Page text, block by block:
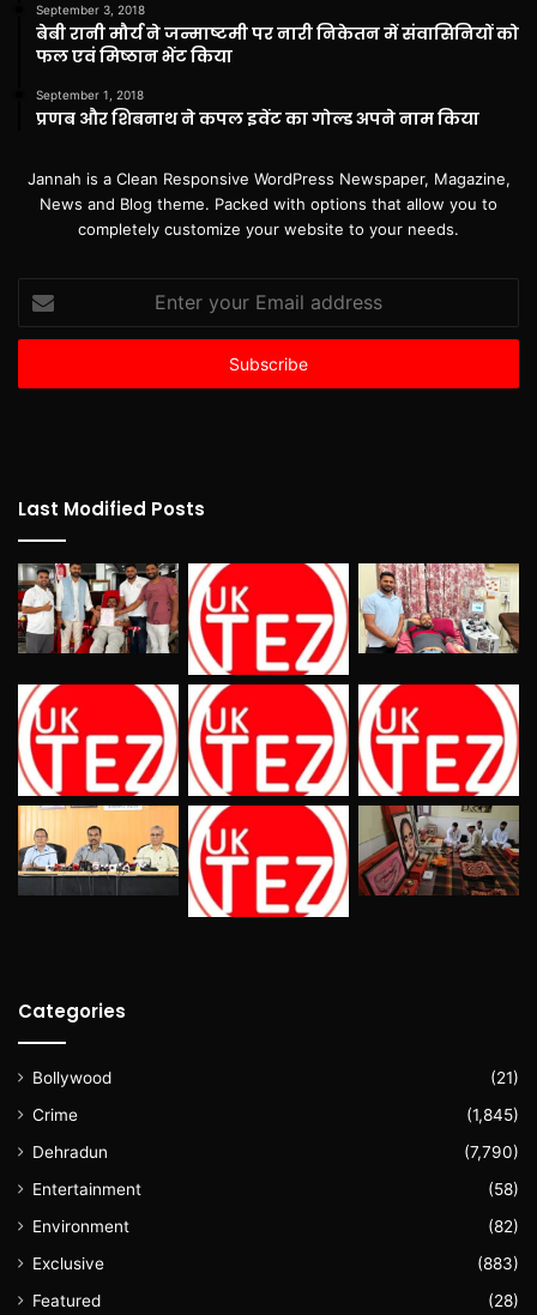
September 3, 2018
बेबी रानी मौर्य ने जन्माष्टमी पर नारी निकेतन में संवासिनियों को
फल एवं मिष्ठान भेंट किया
September 1, 2018
प्रणब और शिबनाथ ने कपल इवेंट का गोल्ड अपने नाम किया
Jannah is a Clean Responsive WordPress Newspaper, Magazine,
News and Blog theme. Packed with options that allow you to
completely customize your website to your needs.
your
Email
Last Modified Posts
Categories
Bollywood
(21)
Crime
(1,845)
Dehradun
(7,790)
Entertainment
(58)
Environment
(82)
Exclusive
(883)
Featured
(28)